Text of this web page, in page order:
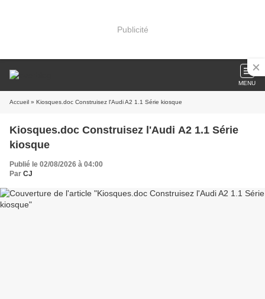
Publicité
MENU
Accueil » Kiosques.doc Construisez l'Audi A2 1.1 Série kiosque
Kiosques.doc Construisez l'Audi A2 1.1 Série
kiosque
Publié le 02/08/2026 à 04:00
Par CJ